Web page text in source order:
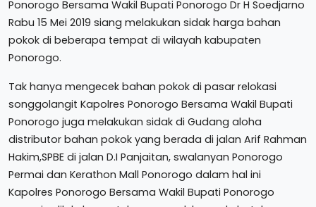
Ponorogo Bersama Wakil Bupati Ponorogo Dr H Soedjarno
Rabu 15 Mei 2019 siang melakukan sidak harga bahan
pokok di beberapa tempat di wilayah kabupaten
Ponorogo.
Tak hanya mengecek bahan pokok di pasar relokasi
songgolangit Kapolres Ponorogo Bersama Wakil Bupati
Ponorogo juga melakukan sidak di Gudang aloha
distributor bahan pokok yang berada di jalan Arif Rahman
Hakim,SPBE di jalan D.I Panjaitan, swalanyan Ponorogo
Permai dan Kerathon Mall Ponorogo dalam hal ini
Kapolres Ponorogo Bersama Wakil Bupati Ponorogo